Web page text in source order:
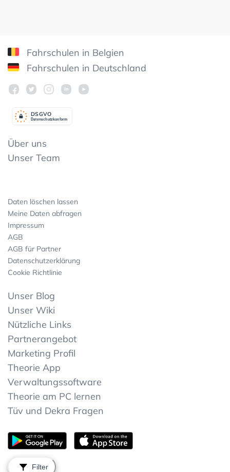
Filter
Fahrschulen in Belgien
Fahrschulen in Deutschland
Datenschutzkonform
DSGVO
Über uns
Unser Team
Daten löschen lassen
Meine Daten abfragen
Impressum
AGB
AGB für Partner
Datenschutzerklärung
Cookie Richtlinie
Unser Blog
Unser Wiki
Nützliche Links
Partnerangebot
Marketing Profil
Theorie App
Verwaltungssoftware
Theorie am PC lernen
Tüv und Dekra Fragen